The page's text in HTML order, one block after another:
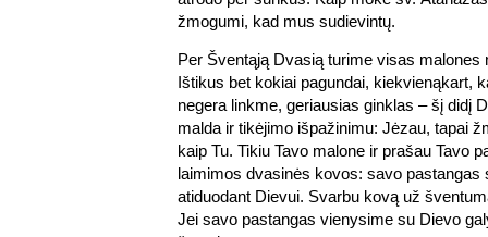
žmogumi, kad mus sudievintų.
Per Šventąją Dvasią turime visas malones
Ištikus bet kokiai pagundai, kiekvienąkart,
negera linkme, geriausias ginklas – šį didį
malda ir tikėjimo išpažinimu: Jėzau, tapai
kaip Tu. Tikiu Tavo malone ir prašau Tavo
laimimos dvasinės kovos: savo pastangas
atiduodant Dievui. Svarbu kovą už
Jei savo pastangas vienysime su Dievo